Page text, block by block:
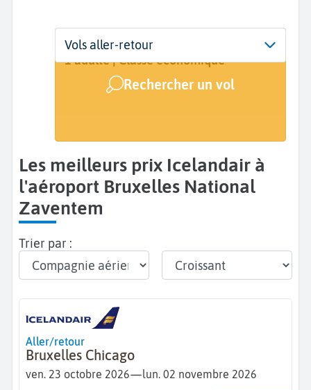
Départ
Bruxelles National Zaventem (BRU)
Dates
Dates de votre voyage
Voyageurs | Classe
1 adulte | Classe économique
Rechercher un vol
Vols aller-retour
Les meilleurs prix Icelandair à
l'aéroport Bruxelles National
Zaventem
Trier par :
Aller/retour
Bruxelles Chicago
ven. 23 octobre 2026—lun. 02 novembre 2026